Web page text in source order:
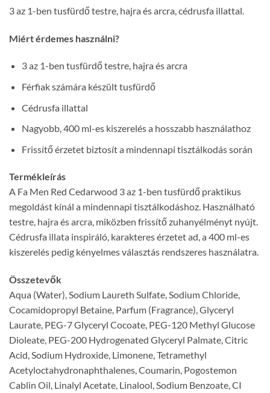
3 az 1-ben tusfürdő testre, hajra és arcra, cédrusfa illattal.
Miért érdemes használni?
3 az 1-ben tusfürdő testre, hajra és arcra
Férfiak számára készült tusfürdő
Cédrusfa illattal
Nagyobb, 400 ml-es kiszerelés a hosszabb használathoz
Frissítő érzetet biztosít a mindennapi tisztálkodás során
Termékleírás
A Fa Men Red Cedarwood 3 az 1-ben tusfürdő praktikus
megoldást kínál a mindennapi tisztálkodáshoz. Használható
testre, hajra és arcra, miközben frissítő zuhanyélményt nyújt.
Cédrusfa illata inspiráló, karakteres érzetet ad, a 400 ml-es
kiszerelés pedig kényelmes választás rendszeres használatra.
Összetevők
Aqua (Water), Sodium Laureth Sulfate, Sodium Chloride,
Cocamidopropyl Betaine, Parfum (Fragrance), Glyceryl
Laurate, PEG-7 Glyceryl Cocoate, PEG-120 Methyl Glucose
Dioleate, PEG-200 Hydrogenated Glyceryl Palmate, Citric
Acid, Sodium Hydroxide, Limonene, Tetramethyl
Acetyloctahydronaphthalenes, Coumarin, Pogostemon
Cablin Oil, Linalyl Acetate, Linalool, Sodium Benzoate, CI